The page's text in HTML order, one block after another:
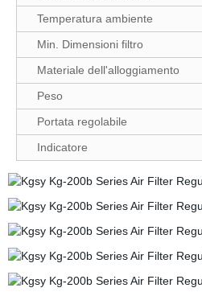
Temperatura ambiente
Min. Dimensioni filtro
Materiale dell'alloggiamento
Peso
Portata regolabile
Indicatore